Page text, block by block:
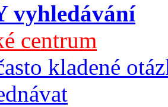
vyhledávání
centrum
kladené